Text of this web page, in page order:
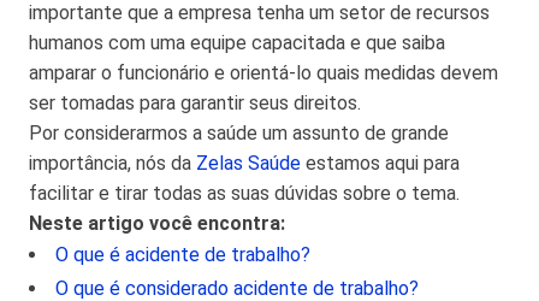
importante que a empresa tenha um setor de recursos
humanos com uma equipe capacitada e que saiba
amparar o funcionário e orientá-lo quais medidas devem
ser tomadas para garantir seus direitos.
Por considerarmos a saúde um assunto de grande
importância, nós da Zelas Saúde estamos aqui para
facilitar e tirar todas as suas dúvidas sobre o tema.
Neste artigo você encontra:
O que é acidente de trabalho?
O que é considerado acidente de trabalho?